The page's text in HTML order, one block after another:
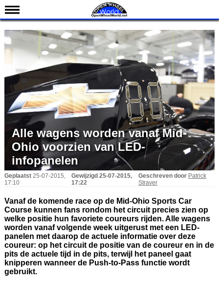
Nieuws
Kalender
Uitslagen
Standen
Coureurs
Teams
IndyCar 101
Indy 500
English
Alle wagens worden vanaf Mid-
Ohio voorzien van LED-
infopanelen
Geplaatst 25-07-2015,
17:10
Gewijzigd 25-07-2015,
17:22
Geschreven door Patrick
Straver
Vanaf de komende race op de Mid-Ohio Sports Car
Course kunnen fans rondom het circuit precies zien op
welke positie hun favoriete coureurs rijden. Alle wagens
worden vanaf volgende week uitgerust met een LED-
panelen met daarop de actuele informatie over deze
coureur: op het circuit de positie van de coureur en in de
pits de actuele tijd in de pits, terwijl het paneel gaat
knipperen wanneer de Push-to-Pass functie wordt
gebruikt.